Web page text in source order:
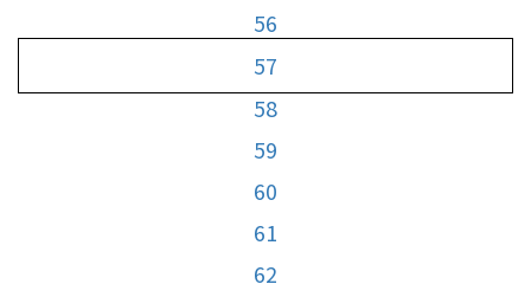
56
57
58
59
60
61
62